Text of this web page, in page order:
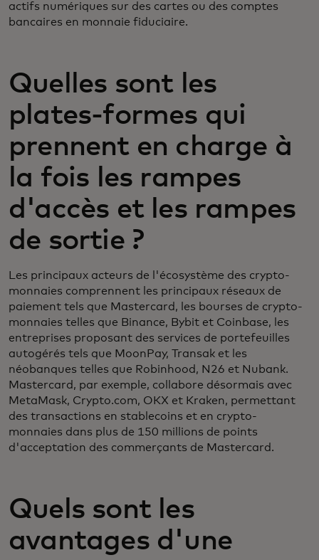
actifs numériques sur des cartes ou des comptes
bancaires en monnaie fiduciaire.
Quelles sont les
plates-formes qui
prennent en charge à
la fois les rampes
d'accès et les rampes
de sortie ?
Les principaux acteurs de l'écosystème des crypto-
monnaies comprennent les principaux réseaux de
paiement tels que Mastercard, les bourses de crypto-
monnaies telles que Binance, Bybit et Coinbase, les
entreprises proposant des services de portefeuilles
autogérés tels que MoonPay, Transak et les
néobanques telles que Robinhood, N26 et Nubank.
Mastercard, par exemple, collabore désormais avec
MetaMask, Crypto.com, OKX et Kraken, permettant
des transactions en stablecoins et en crypto-
monnaies dans plus de 150 millions de points
d'acceptation des commerçants de Mastercard.
Quels sont les
avantages d'une